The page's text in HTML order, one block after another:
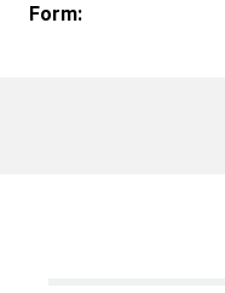
Form: